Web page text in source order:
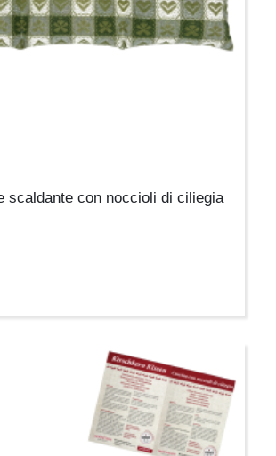
scaldante con noccioli di ciliegia